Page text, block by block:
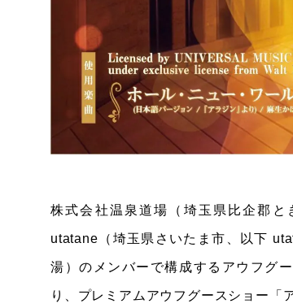
株式会社温泉道場（埼玉県比企郡
utatane（埼玉県さいたま市、以下
湯）のメンバーで構成するアウフグ
り、プレミアムアウフグースショー「